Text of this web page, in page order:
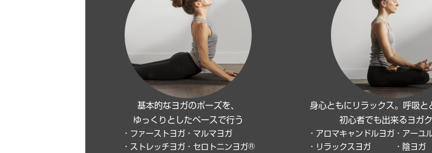
基本的なヨガのポーズを、
ゆっくりとしたペースで行う
・ファーストヨガ
・ストレッチヨガ
・マルマヨガ
・セロトニンヨガ®
身心ともにリラックス。呼吸と
初心者でも出来るヨガ
・アロマキャンドルヨガ
・リラックスヨガ
・アーユ
・陰ヨガ